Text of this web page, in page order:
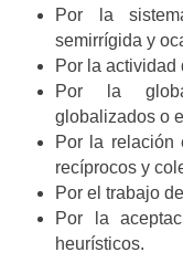
Por la
semirrígida y
Por la actividad
Por la
globalizados o
Por la relación
recíprocos y
Por el trabajo
Por la
heurísticos.